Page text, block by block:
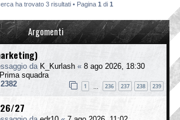
ha trovato 3 risultati • Pagina 1 di 1
Argomenti
da K_Kurlash « 8 ago 2026, 18:30
Prima squadra
2382 1 236 237 238 239
27